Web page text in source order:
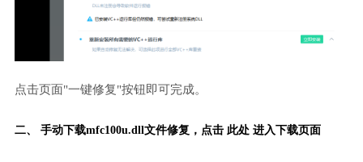
点击页面"一键修复"按钮即可完成。
二、 手动下载mfc100u.dll文件修复， 点击 此处 进入下载页面